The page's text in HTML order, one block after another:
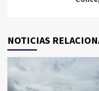
NOTICIAS